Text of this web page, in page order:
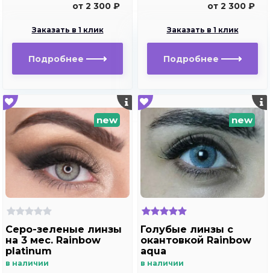
от 2 300 ₽
Заказать в 1 клик
Подробнее
от 2 300 ₽
Заказать в 1 клик
Подробнее
new
Серо-зеленые линзы
на 3 мес. Rainbow
platinum
в наличии
new
Голубые линзы с
окантовкой Rainbow
aqua
в наличии